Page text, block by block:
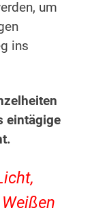
um
ins
eintägige